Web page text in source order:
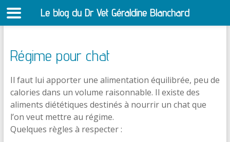
Régime pour chat
Il faut lui apporter une alimentation équilibrée, peu de
calories dans un volume raisonnable. Il existe des
aliments diététiques destinés à nourrir un chat que
l’on veut mettre au régime.
Quelques règles à respecter :
Le blog du Dr Vet Géraldine Blanchard